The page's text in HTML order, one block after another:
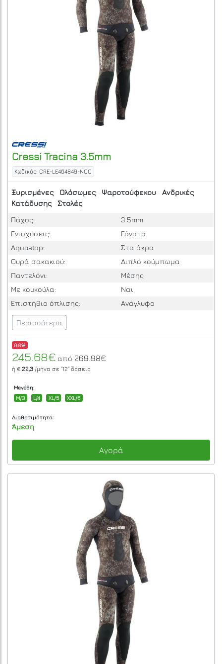
Cressi Tracina 3.5mm
Κωδικός: CRE-LE464849-NCC
Ξυρισμένες Ολόσωμες Ψαροτούφεκου
Ανδρικές
Κατάδυσης
Στολές
Πάχος:
3.5mm
Ενισχύσεις:
Γόνατα
Aquastop:
Στα άκρα
Ουρά σακακιού:
Διπλό κούμπωμα
Παντελόνι:
Μέσης
Με κουκούλα:
Ναι
Επιστήθιο όπλισης:
Ανάγλυφο
Περισσότερα
9.0%
245.68€ από 269.98€
ή € 22,3 /μήνα σε "12" δόσεις
Μεγέθη:
M/3
L/4 XL/5 XXL/6
Διαθεσιμότητα:
Άμεση
Αγορά